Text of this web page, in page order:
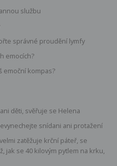
službu
správné proudění lymfy
emocích?
emoční kompas?
děti, svěřuje se Helena
snídani ani protažení
zatěžuje krční páteř, se
jak se 40 kilovým pytlem na krku,